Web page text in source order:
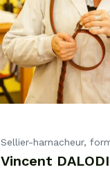
Sellier-harnacheur,
Vincent